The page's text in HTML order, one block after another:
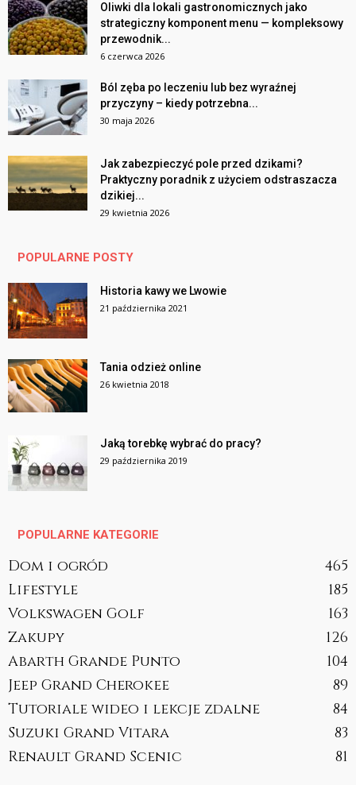
Oliwki dla lokali gastronomicznych jako
strategiczny komponent menu — kompleksowy
przewodnik...
6 czerwca 2026
Ból zęba po leczeniu lub bez wyraźnej
przyczyny – kiedy potrzebna...
30 maja 2026
Jak zabezpieczyć pole przed dzikami?
Praktyczny poradnik z użyciem odstraszacza
dzikiej...
29 kwietnia 2026
POPULARNE POSTY
Historia kawy we Lwowie
21 października 2021
Tania odzież online
26 kwietnia 2018
Jaką torebkę wybrać do pracy?
29 października 2019
POPULARNE KATEGORIE
Dom i ogród
465
Lifestyle
185
Volkswagen Golf
163
Zakupy
126
Abarth Grande Punto
104
Jeep Grand Cherokee
89
Tutoriale wideo i lekcje zdalne
84
Suzuki Grand Vitara
83
Renault Grand Scenic
81